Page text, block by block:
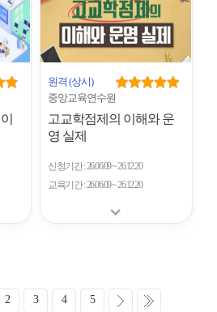
원격 (상시)
중앙교육연수원
고교학점제의 이해와 운
영 실제
신청기간 26.06.09 ~ 26.12.20
교육기간 26.06.09 ~ 26.12.20
2 3 4 5 다 마